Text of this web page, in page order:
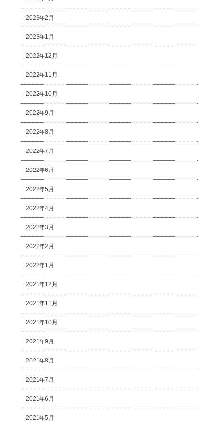
2023年2月
2023年1月
2022年12月
2022年11月
2022年10月
2022年9月
2022年8月
2022年7月
2022年6月
2022年5月
2022年4月
2022年3月
2022年2月
2022年1月
2021年12月
2021年11月
2021年10月
2021年9月
2021年8月
2021年7月
2021年6月
2021年5月